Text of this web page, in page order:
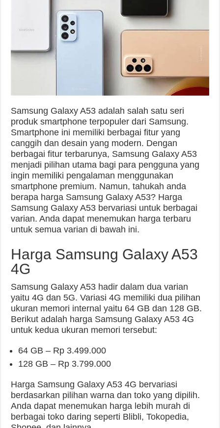
Samsung Galaxy A53 adalah salah satu seri
produk smartphone terpopuler dari Samsung.
Smartphone ini memiliki berbagai fitur yang
canggih dan desain yang modern. Dengan
berbagai fitur terbarunya, Samsung Galaxy A53
menjadi pilihan utama bagi para pengguna yang
ingin memiliki pengalaman menggunakan
smartphone premium. Namun, tahukah anda
berapa harga Samsung Galaxy A53? Harga
Samsung Galaxy A53 bervariasi untuk berbagai
varian. Anda dapat menemukan harga terbaru
untuk semua varian di bawah ini.
Harga Samsung Galaxy A53
4G
Samsung Galaxy A53 hadir dalam dua varian
yaitu 4G dan 5G. Variasi 4G memiliki dua pilihan
ukuran memori internal yaitu 64 GB dan 128 GB.
Berikut adalah harga Samsung Galaxy A53 4G
untuk kedua ukuran memori tersebut:
64 GB – Rp 3.499.000
128 GB – Rp 3.799.000
Harga Samsung Galaxy A53 4G bervariasi
berdasarkan pilihan warna dan toko yang dipilih.
Anda dapat menemukan harga lebih murah di
berbagai toko daring seperti Blibli, Tokopedia,